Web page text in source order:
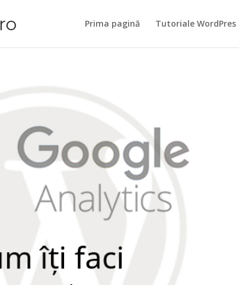
Prima pagină Tutoriale WordPres